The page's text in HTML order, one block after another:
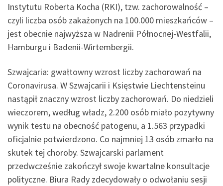
Instytutu Roberta Kocha (RKI), tzw. zachorowalność –
czyli liczba osób zakażonych na 100.000 mieszkańców –
jest obecnie najwyższa w Nadrenii Północnej-Westfalii,
Hamburgu i Badenii-Wirtembergii.
Szwajcaria: gwałtowny wzrost liczby zachorowań na
Coronavirusa. W Szwajcarii i Księstwie Liechtensteinu
nastąpił znaczny wzrost liczby zachorowań. Do niedzieli
wieczorem, według władz, 2.200 osób miało pozytywny
wynik testu na obecność patogenu, a 1.563 przypadki
oficjalnie potwierdzono. Co najmniej 13 osób zmarło na
skutek tej choroby. Szwajcarski parlament
przedwcześnie zakończył swoje kwartalne konsultacje
polityczne. Biura Rady zdecydowały o odwołaniu sesji